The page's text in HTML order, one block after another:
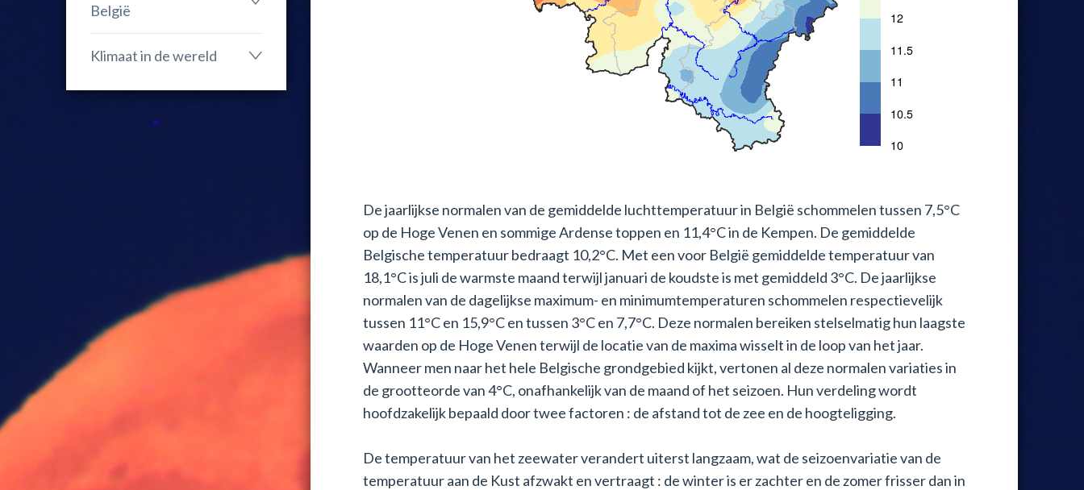
België
Klimaat in de wereld
De jaarlijkse normalen van de gemiddelde luchttemperatuur in België schommelen tussen 7,5°C
op de Hoge Venen en sommige Ardense toppen en 11,4°C in de Kempen. De gemiddelde
Belgische temperatuur bedraagt 10,2°C. Met een voor België gemiddelde temperatuur van
18,1°C is juli de warmste maand terwijl januari de koudste is met gemiddeld 3°C. De jaarlijkse
normalen van de dagelijkse maximum- en minimumtemperaturen schommelen respectievelijk
tussen 11°C en 15,9°C en tussen 3°C en 7,7°C. Deze normalen bereiken stelselmatig hun laagste
waarden op de Hoge Venen terwijl de locatie van de maxima wisselt in de loop van het jaar.
Wanneer men naar het hele Belgische grondgebied kijkt, vertonen al deze normalen variaties in
de grootteorde van 4°C, onafhankelijk van de maand of het seizoen. Hun verdeling wordt
hoofdzakelijk bepaald door twee factoren : de afstand tot de zee en de hoogteligging.
De temperatuur van het zeewater verandert uiterst langzaam, wat de seizoenvariatie van de
temperatuur aan de Kust afzwakt en vertraagt : de winter is er zachter en de zomer frisser dan in